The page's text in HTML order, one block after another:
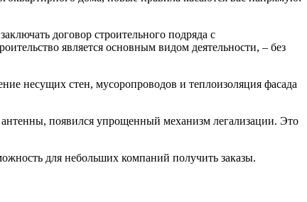
договор строительного подряда с
является основным видом деятельности, – без
несущих стен, мусоропроводов и теплоизоляция фасада
появился упрощенный механизм легализации. Это
для небольших компаний получить заказы.